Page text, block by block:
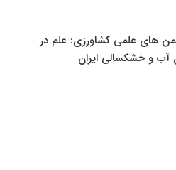
های علمی کشاورزی: علم در
آب و خشکسالی ایران